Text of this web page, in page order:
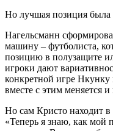
Но лучшая позиция была
Нагельсманн
машину – футболиста,
позицию в полузащите
игроки дают
конкретной игре Нкунку
вместе с этим меняется
Но сам Кристо находит в
«Теперь я знаю, как мой